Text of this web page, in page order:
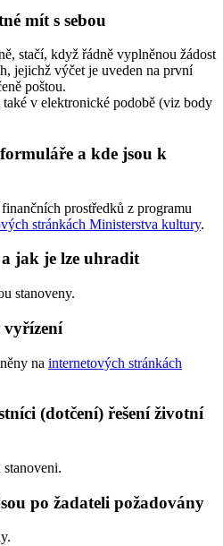
mít s sebou
stačí, když řádně vyplněnou žádost
jejichž výčet je uveden na první
poštou.
také v elektronické podobě (viz body
a kde jsou k
prostředků z programu
stránkách Ministerstva kultury.
jak je lze uhradit
stanoveny.
vyřízení
na internetových stránkách
(dotčení) řešení životní
po žadateli požadovány